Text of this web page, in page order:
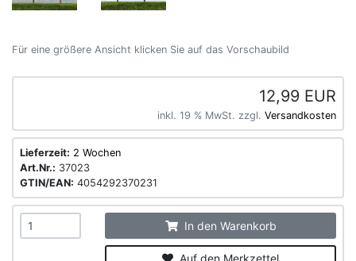
Für eine größere Ansicht klicken Sie auf das Vorschaubild
12,99 EUR
inkl. 19 % MwSt. zzgl. Versandkosten
Lieferzeit: 2 Wochen
Art.Nr.: 37023
GTIN/EAN: 4054292370231
In den Warenkorb